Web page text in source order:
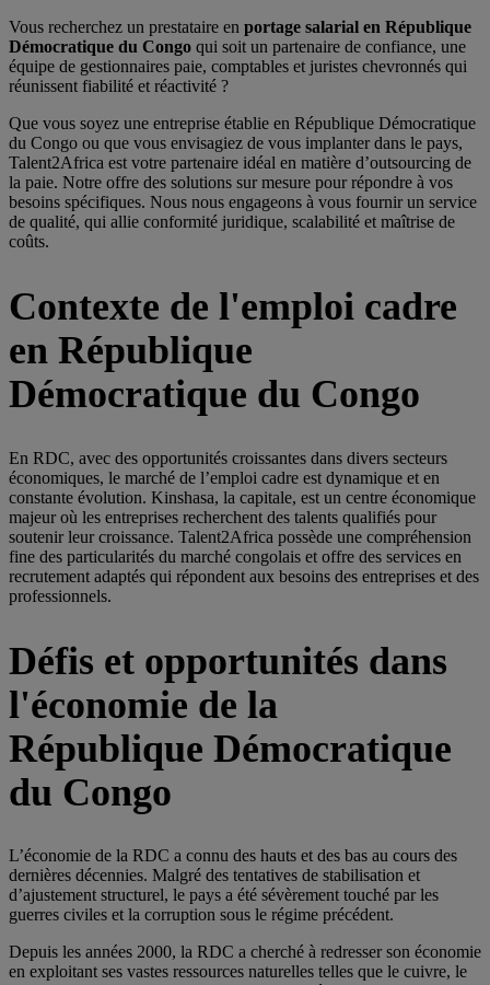
Vous recherchez un prestataire en portage salarial en République
Démocratique du Congo qui soit un partenaire de confiance, une
équipe de gestionnaires paie, comptables et juristes chevronnés qui
réunissent fiabilité et réactivité ?
Que vous soyez une entreprise établie en République Démocratique
du Congo ou que vous envisagiez de vous implanter dans le pays,
Talent2Africa est votre partenaire idéal en matière d’outsourcing de
la paie. Notre offre des solutions sur mesure pour répondre à vos
besoins spécifiques. Nous nous engageons à vous fournir un service
de qualité, qui allie conformité juridique, scalabilité et maîtrise de
coûts.
Contexte de l'emploi cadre
en République
Démocratique du Congo
En RDC, avec des opportunités croissantes dans divers secteurs
économiques, le marché de l’emploi cadre est dynamique et en
constante évolution. Kinshasa, la capitale, est un centre économique
majeur où les entreprises recherchent des talents qualifiés pour
soutenir leur croissance. Talent2Africa possède une compréhension
fine des particularités du marché congolais et offre des services en
recrutement adaptés qui répondent aux besoins des entreprises et des
professionnels.
Défis et opportunités dans
l'économie de la
République Démocratique
du Congo
L’économie de la RDC a connu des hauts et des bas au cours des
dernières décennies. Malgré des tentatives de stabilisation et
d’ajustement structurel, le pays a été sévèrement touché par les
guerres civiles et la corruption sous le régime précédent.
Depuis les années 2000, la RDC a cherché à redresser son économie
en exploitant ses vastes ressources naturelles telles que le cuivre, le